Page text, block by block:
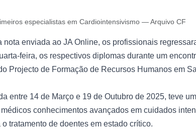
especialistas em Cardiointensivismo — Arquivo CF
nota enviada ao JA Online, os profissionais
feira, os respectivos diplomas durante um
Projecto de Formação de Recursos Humanos em
entre 14 de Março e 19 de Outubro de 2025, teve
conhecimentos avançados em cuidados
tratamento de doentes em estado crítico.